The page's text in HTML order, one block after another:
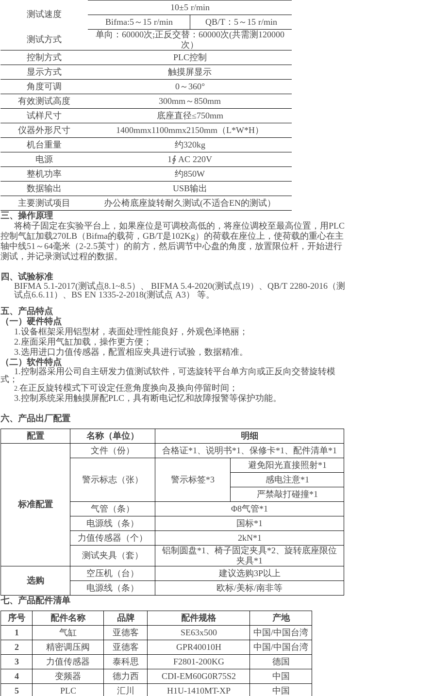
测试速度
10±5 r/min
Bifma:5～15 r/min QB/T：5～15 r/min
测试方式
单向：60000次;正反交替：60000次(共需测120000
次）
控制方式
PLC控制
显示方式
触摸屏显示
角度可调
0～360°
有效测试高度
300mm～850mm
试样尺寸
底座直径≤750mm
仪器外形尺寸
1400mmx1100mmx2150mm（L*W*H）
机台重量
约320kg
电源
1∮ AC 220V
整机功率
约850W
数据输出
USB输出
主要测试项目
办公椅底座旋转耐久测试(不适合EN的测试）
三、操作原理
将椅子固定在实验平台上，如果座位是可调校高低的，将座位调校至最高位置，用PLC
控制气缸加载270LB（Bifma的载荷，GB/T是102Kg）的荷载在座位上，使荷载的重心在主
轴中线51～64毫米（2-2.5英寸）的前方，然后调节中心盘的角度，放置限位杆，开始进行
测试，并记录测试过程的数据。
四、试验标准
BIFMA 5.1-2017(测试点8.1~8.5）、 BIFMA 5.4-2020(测试点19）、QB/T 2280-2016（测
试点6.6.11）、BS EN 1335-2-2018(测试点 A3） 等。
五、产品特点
（一） 硬件特点
1.设备框架采用铝型材，表面处理性能良好，外观色泽艳丽；
2.座面采用气缸加载，操作更方便；
3.选用进口力值传感器，配置相应夹具进行试验，数据精准。
（二）软件特点
1.控制器采用公司自主研发力值测试软件，可选旋转平台单方向或正反向交替旋转模
式；
2.在正反旋转模式下可设定任意角度换向及换向停留时间；
3.控制系统采用触摸屏配PLC，具有断电记忆和故障报警等保护功能。
六、产品出厂配置
配置
名称（单位） 明细
标准配置
文件（份） 合格证*1、说明书*1、保修卡*1、配件清单*1
警示标志（张） 警示标签*3
避免阳光直接照射*1
感电注意*1
严禁敲打碰撞*1
气管（条）
Φ8气管*1
电源线（条）
国标*1
力值传感器（个）
2kN*1
测试夹具（套）
铝制圆盘*1、椅子固定夹具*2、旋转底座限位
夹具*1
选购
空压机（台）
建议选购3P以上
电源线（条）
欧标/美标/南非等
七、产品配件清单
序号
配件名称 品牌 配件规格
产地
1
气缸 亚德客 SE63x500
中国/中国台湾
2
精密调压阀 亚德客 GPR40010H
中国/中国台湾
3
力值传感器 泰科思 F2801-200KG
德国
4
变频器 德力西 CDI-EM60G0R75S2
中国
5
PLC 汇川 H1U-1410MT-XP
中国